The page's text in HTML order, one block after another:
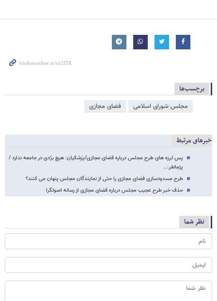
برچسب‌ها
مجلس شورای اسلامی فضای مجازی
خبرهای مرتبط
پس لرزه های طرح مجلس درباره فضای مجازی/پزشکیان: هیچ برُدی در جامعه ندارد /
پژمانفر:…
طرح مسدودسازی فضای مجازی را حتی از نمایندگان مجلس پنهان می کنند؟
حذف خبر طرح عجیب مجلس درباره فضای مجازی از رسانه اصولگرا
نظر شما